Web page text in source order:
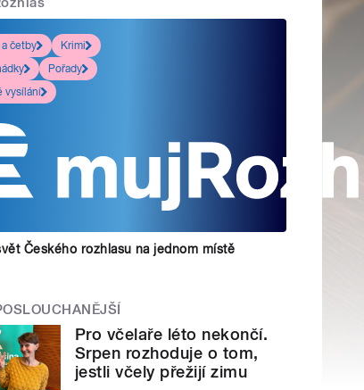
a četby
Krimi
Pořady
vysílání
Českého rozhlasu na jednom místě
Pro včelaře léto nekončí.
Srpen rozhoduje o tom,
jestli včely přežijí zimu